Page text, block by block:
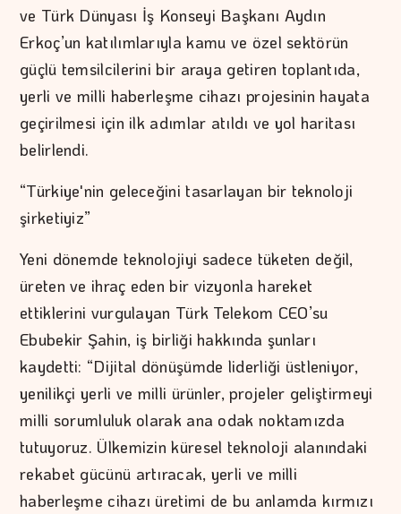
ve Türk Dünyası İş Konseyi Başkanı Aydın
Erkoç’un katılımlarıyla kamu ve özel sektörün
güçlü temsilcilerini bir araya getiren toplantıda,
yerli ve milli haberleşme cihazı projesinin hayata
geçirilmesi için ilk adımlar atıldı ve yol haritası
belirlendi.
“Türkiye'nin geleceğini tasarlayan bir teknoloji
şirketiyiz”
Yeni dönemde teknolojiyi sadece tüketen değil,
üreten ve ihraç eden bir vizyonla hareket
ettiklerini vurgulayan Türk Telekom CEO’su
Ebubekir Şahin, iş birliği hakkında şunları
kaydetti: “Dijital dönüşümde liderliği üstleniyor,
yenilikçi yerli ve milli ürünler, projeler geliştirmeyi
milli sorumluluk olarak ana odak noktamızda
tutuyoruz. Ülkemizin küresel teknoloji alanındaki
rekabet gücünü artıracak, yerli ve milli
haberleşme cihazı üretimi de bu anlamda kırmızı